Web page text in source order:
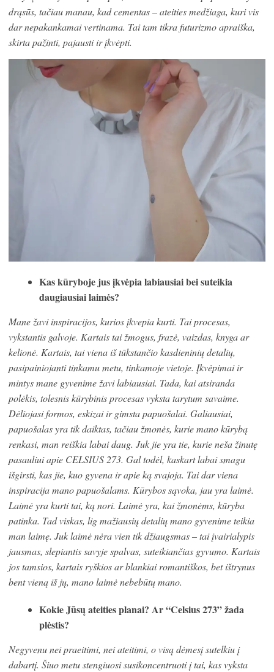
drąsūs, tačiau manau, kad cementas – ateities medžiaga, kuri vis
dar nepakankamai vertinama. Tai tam tikra futurizmo apraiška,
skirta pažinti, pajausti ir įkvėpti.
Kas kūryboje jus įkvėpia labiausiai bei suteikia
daugiausiai laimės?
Mane žavi inspiracijos, kurios įkvepia kurti. Tai procesas,
vykstantis galvoje. Kartais tai žmogus, frazė, vaizdas, knyga ar
kelionė. Kartais, tai viena iš tūkstančio kasdieninių detalių,
pasipainiojanti tinkamu metu, tinkamoje vietoje. Įkvėpimai ir
mintys mane gyvenime žavi labiausiai. Tada, kai atsiranda
polėkis, tolesnis kūrybinis procesas vyksta tarytum savaime.
Dėliojasi formos, eskizai ir gimsta papuošalai. Galiausiai,
papuošalas yra tik daiktas, tačiau žmonės, kurie mano kūrybą
renkasi, man reiškia labai daug. Juk jie yra tie, kurie neša žinutę
pasauliui apie CELSIUS 273. Gal todėl, kaskart labai smagu
išgirsti, kas jie, kuo gyvena ir apie ką svajoja. Tai dar viena
inspiracija mano papuošalams. Kūrybos sąvoka, jau yra laimė.
Laimė yra kurti tai, ką nori. Laimė yra, kai žmonėms, kūryba
patinka. Tad viskas, lig mažiausių detalių mano gyvenime teikia
man laimę. Juk laimė nėra vien tik džiaugsmas – tai įvairialypis
jausmas, slepiantis savyje spalvas, suteikiančias gyvumo. Kartais
jos tamsios, kartais ryškios ar blankiai romantiškos, bet ištrynus
bent vieną iš jų, mano laimė nebebūtų mano.
Kokie Jūsų ateities planai? Ar “Celsius 273” žada
plėstis?
Negyvenu nei praeitimi, nei ateitimi, o visą dėmesį sutelkiu į
dabartį. Šiuo metu stengiuosi susikoncentruoti į tai, kas vyksta